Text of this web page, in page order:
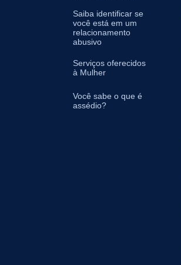
Saiba identificar se
você está em um
relacionamento
abusivo
Serviços oferecidos
à Mulher
Você sabe o que é
assédio?